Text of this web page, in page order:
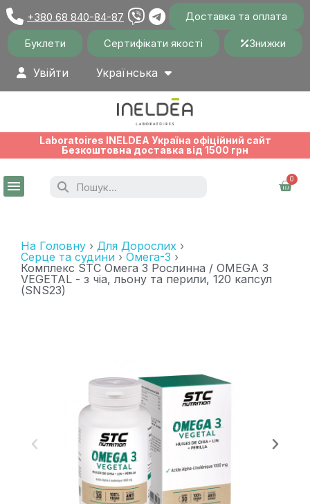
+380 68 840-84-87 Доставка та оплата
Буклети Сертифікати якості Знижки
Увійти Українська
Laboratoires INELDEA Україна офіційний сайт
Безкоштовна доставка від 1500 грн
На Головну
Для Дорослих
Серце та судини
Омега-3
Комплекс STC Омега 3 Рослинна / OMEGA 3
VEGETAL - з чіа, льону та перили, 120 капсул
(SNS23)